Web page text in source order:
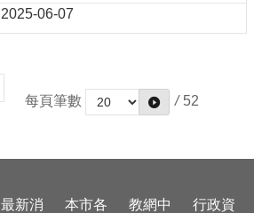
2025-06-07
每頁筆數
/ 52
最新消
本市各
教網中
行政資